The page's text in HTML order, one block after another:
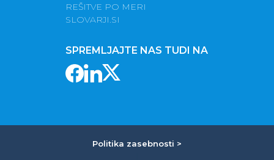
REŠITVE PO MERI
SLOVARJI.SI
SPREMLJAJTE NAS TUDI NA
Politika zasebnosti >